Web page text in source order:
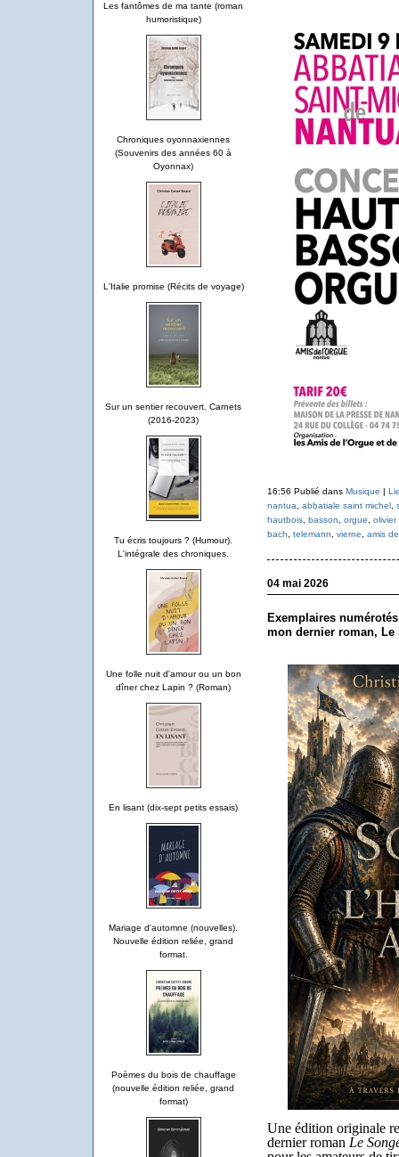
Les fantômes de ma tante (roman
humoristique)
Chroniques oyonnaxiennes
(Souvenirs des années 60 à
Oyonnax)
L'Italie promise (Récits de voyage)
Sur un sentier recouvert. Carnets
(2016-2023)
Tu écris toujours ? (Humour).
L'intégrale des chroniques.
Une folle nuit d'amour ou un bon
dîner chez Lapin ? (Roman)
En lisant (dix-sept petits essais)
Mariage d'automne (nouvelles).
Nouvelle édition reliée, grand
format.
Poèmes du bois de chauffage
(nouvelle édition reliée, grand
format)
16:56 Publié dans Musique |
nantua
abbatiale saint michel,
hautbois, basson orgue
olivier
bach
telemann vierne amis
04 mai 2026
Exemplaires
mon dernier roman, Le
Une édition originale
dernier roman Le